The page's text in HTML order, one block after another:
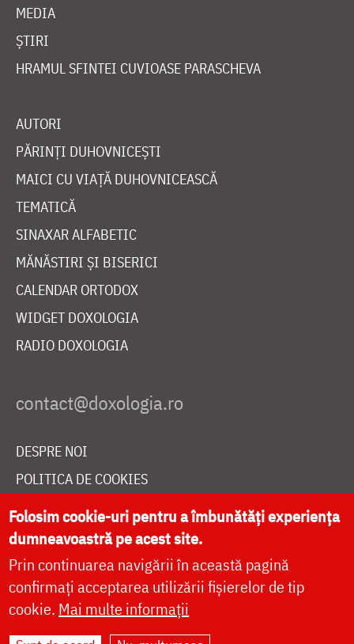
MEDIA
ȘTIRI
HRAMUL SFINTEI CUVIOASE PARASCHEVA
AUTORI
PĂRINȚI DUHOVNICEȘTI
MAICI CU VIAȚĂ DUHOVNICEASCĂ
TEMATICĂ
SINAXAR ALFABETIC
MĂNĂSTIRI ȘI BISERICI
CALENDAR ORTODOX
WIDGET DOXOLOGIA
RADIO DOXOLOGIA
DESPRE NOI
POLITICA DE COOKIES
DONEAZĂ ONLINE PENTRU CATEDRALA NAȚIONALĂ
LIVE
Folosim cookie-uri pentru a îmbunătăți experiența
dumneavoastră pe acest site.
Prin continuarea navigării în această pagină
confirmați acceptarea utilizării fișierelor de tip
cookie. Mai multe informații